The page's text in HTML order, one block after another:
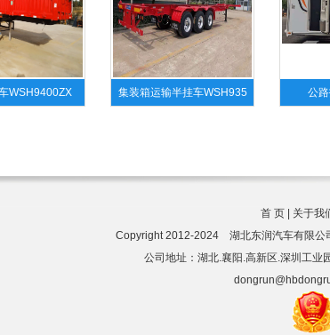
WSH9400ZX 集装箱运输半挂车WSH935 公
首 页 关于我
Copyright 2012-2024 湖北东润汽车有限
公司地址：湖北.襄阳.高新区.深圳工